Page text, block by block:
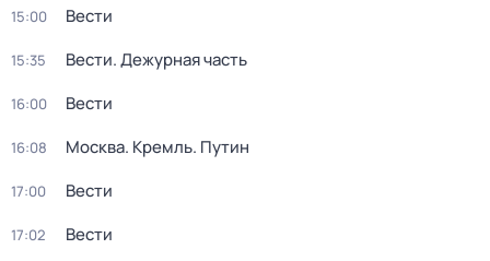
15:00 Вести
15:35 Вести. Дежурная часть
16:00 Вести
16:08 Москва. Кремль. Путин
17:00 Вести
17:02 Вести